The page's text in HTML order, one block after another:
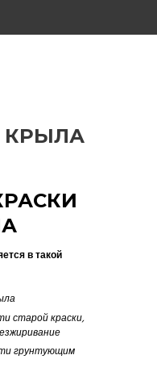
в такой
старой краски,
грунтующим